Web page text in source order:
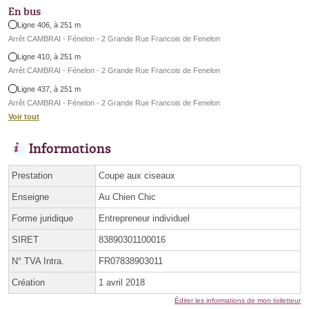
En bus
Ligne 406, à 251 m
Arrêt CAMBRAI - Fénelon - 2 Grande Rue Francois de Fenelon
Ligne 410, à 251 m
Arrêt CAMBRAI - Fénelon - 2 Grande Rue Francois de Fenelon
Ligne 437, à 251 m
Arrêt CAMBRAI - Fénelon - 2 Grande Rue Francois de Fenelon
Voir tout
Informations
Prestation Coupe aux ciseaux
Enseigne Au Chien Chic
Forme juridique Entrepreneur individuel
SIRET 83890301100016
N° TVA Intra. FR07838903011
Création 1 avril 2018
Éditer les informations de mon toiletteur